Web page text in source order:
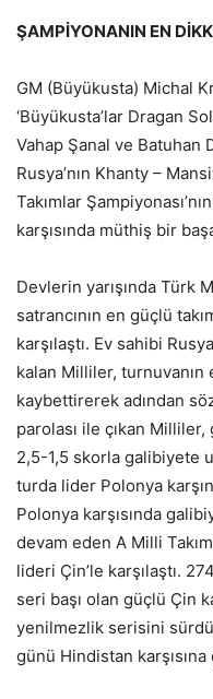
ŞAMPİYONANIN EN
GM (Büyükusta) Michal
‘Büyükusta’lar Dragan
Vahap Şanal ve Batuhan
Rusya’nın Khanty –
Takımlar
karşısında müthiş bir
Devlerin yarışında Türk
satrancının en güçlü
karşılaştı. Ev sahibi
kalan Milliler, turnuvanın
kaybettirerek adından
parolası ile çıkan
2,5-1,5 skorla galibiyete
turda lider Polonya
Polonya karşısında
devam eden A Milli
lideri Çin’le karşılaştı.
seri başı olan güçlü Çin
yenilmezlik serisini
günü Hindistan karşısına